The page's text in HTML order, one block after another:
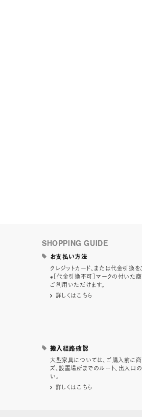
SHOPPING GUIDE
お支払い方法
クレジットカード、または代金引換
※［代金引換不可］マークの付いた
ご利用いただけます。
詳しくはこちら
搬入経路確認
大型家具については、ご購入前に
ズ、設置場所までのルート、出入口
い。
詳しくはこちら